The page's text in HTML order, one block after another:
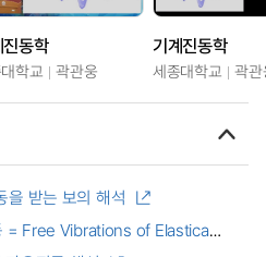
동학
학교 곽관웅
기계진동학
세종대학교 곽
을 받는 보의 해석
= Free Vibrations of Elastica